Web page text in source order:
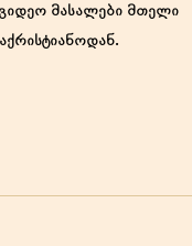
მასალები მთელი